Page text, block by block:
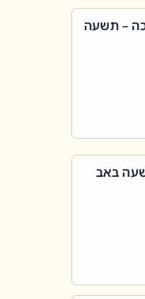
– תשעה
באב